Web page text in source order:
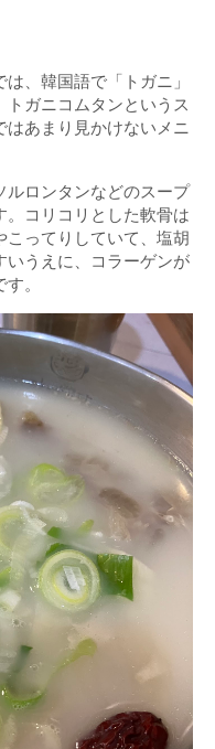
、韓国語で「トガニ」
トガニコムタンというス
あまり見かけないメニ
ルロンタンなどのスープ
コリコリとした軟骨は
ってりしていて、塩胡
いうえに、コラーゲンが
。